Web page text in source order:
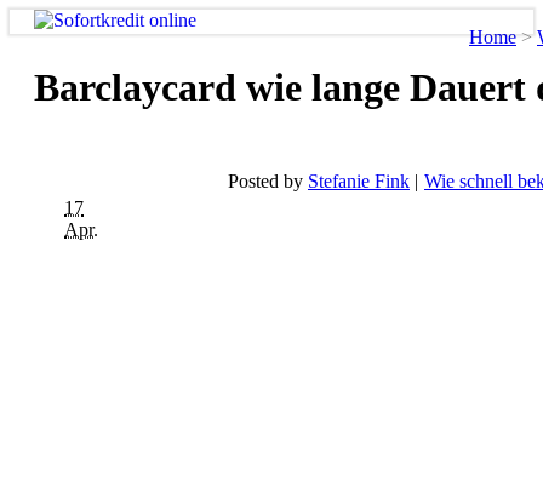
Home >
Barclaycard wie lange Dauert
17
Apr.
Posted by Stefanie Fink Wie schnell